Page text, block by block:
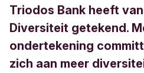
Triodos Bank heeft
Diversiteit getekend.
ondertekening
zich aan meer